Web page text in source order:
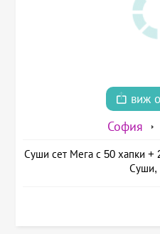
виж
София
Суши сет Мега с 50 хапки +
Суши,